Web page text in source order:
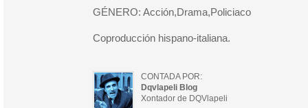
GÉNERO: Acción,Drama,Policiaco
Coproducción hispano-italiana.
CONTADA POR:
Dqvlapeli Blog
Xontador de DQVlapeli